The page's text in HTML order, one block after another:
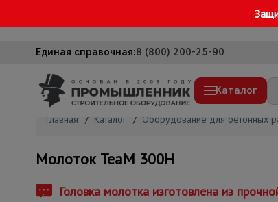
Единая справочная:8 (800) 200-25-90
Каталог
Вышки-туры
Главная / Каталог / Оборудование для бетонных
Молоток TeaM 300H
Головка молотка изготовлена из